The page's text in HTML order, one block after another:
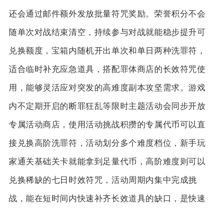
还会通过邮件额外发放批量符咒奖励。荣誉积分不会
随单次对战结束清空，持续参与对战就能稳步提升可
兑换额度，宝箱内随机开出单次和单日两种洗罪符，
适合临时补充应急道具，搭配罪体商店的长效符咒使
用，能够灵活应对突发的高难度副本攻坚需求。游戏
内不定期开启的断罪狂乱等限时主题活动会同步开放
专属活动商店，使用活动挑战积攒的专属代币可以直
接兑换高阶洗罪符，活动划分多个难度档位，新手玩
家通关基础关卡就能拿到足量代币，高阶难度则可以
兑换稀缺的七日时效符咒，活动周期内集中完成挑
战，能在短时间内快速补齐长效道具的缺口，是快速